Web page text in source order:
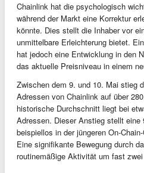
Chainlink hat die psychologisch
während der Markt eine Korrektur
könnte. Dies stellt die Inhaber vor
unmittelbare Erleichterung bietet.
hat jedoch eine Entwicklung in den
das aktuelle Preisniveau in einem
Zwischen dem 9. und 10. Mai stieg
Adressen von Chainlink auf über
historische Durchschnitt liegt bei
Adressen. Dieser Anstieg stellt eine
beispiellos in der jüngeren On-
Eine signifikante Bewegung durch
routinemäßige Aktivität um fast